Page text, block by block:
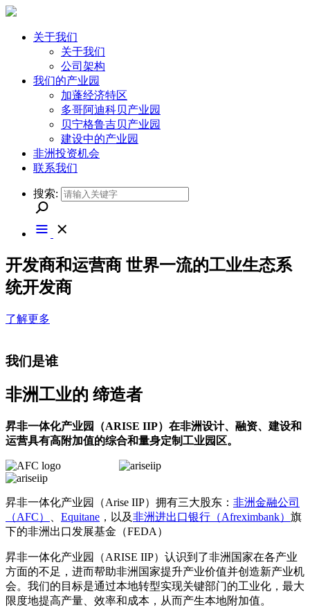
关于我们
关于我们
公司架构
我们的产业园
加蓬经济特区
多哥阿迪科贝产业园
贝宁格鲁吉贝产业园
建设中的产业园
非洲投资机会
联系我们
搜索:
开发商和运营商 世界一流的工业生态系
统开发商
了解更多
我们是谁
非洲工业的 缔造者
昇非一体化产业园（ARISE IIP）在非洲设计、融资、建设和
运营具有高附加值的综合和量身定制工业园区。
昇非一体化产业园（Arise IIP）拥有三大股东： 非洲金融公司
（AFC）
Equitane ，以及非洲进出口银行（Afreximbank） 旗
下的非洲出口发展基金（FEDA）
昇非一体化产业园（ARISE IIP）认识到了非洲国家在各产业
方面的不足，进而帮助非洲国家提升产业价值并创造新产业机
会。我们的目标是通过本地转型实现关键部门的工业化，最大
限度地提高产量、效率和成本，从而产生本地附加值。